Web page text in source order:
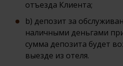
отъезда Клиента;
b) депозит за
наличными деньгами
сумма депозита будет
выезде из отеля.